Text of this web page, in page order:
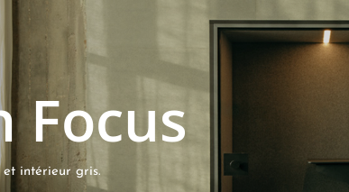
Focus
et intérieur gris.